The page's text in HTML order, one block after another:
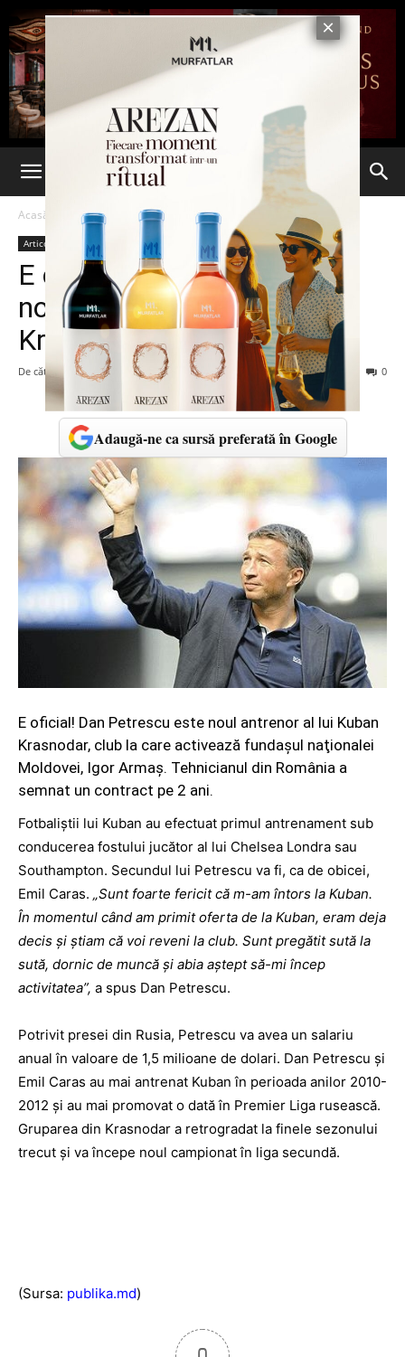
Acasă Articole
Articole
E oficial! Dan Petrescu este
noul antrenor al lui Kuban
Krasnodar
De către 15 iunie 2016 0
Adaugă-ne ca sursă preferată în Google
E oficial! Dan Petrescu este noul antrenor al lui Kuban
Krasnodar, club la care activează fundaşul naţionalei
Moldovei, Igor Armaş. Tehnicianul din România a
semnat un contract pe 2 ani.
Fotbaliştii lui Kuban au efectuat primul antrenament sub
conducerea fostului jucător al lui Chelsea Londra sau
Southampton. Secundul lui Petrescu va fi, ca de obicei,
Emil Caras. „Sunt foarte fericit că m-am întors la Kuban.
În momentul când am primit oferta de la Kuban, eram deja
decis și știam că voi reveni la club. Sunt pregătit sută la
sută, dornic de muncă şi abia aștept să-mi încep
activitatea”, a spus Dan Petrescu.
Potrivit presei din Rusia, Petrescu va avea un salariu
anual în valoare de 1,5 milioane de dolari. Dan Petrescu şi
Emil Caras au mai antrenat Kuban în perioada anilor 2010-
2012 și au mai promovat o dată în Premier Liga rusească.
Gruparea din Krasnodar a retrogradat la finele sezonului
trecut și va începe noul campionat în liga secundă.
(Sursa: publika.md)